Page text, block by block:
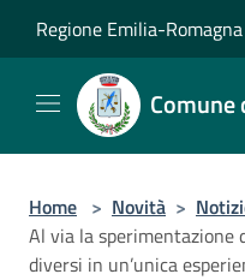
Regione Emilia-Romagna
Comune
Home > Novità >
Al via la sperimentazione
diversi in un’unica